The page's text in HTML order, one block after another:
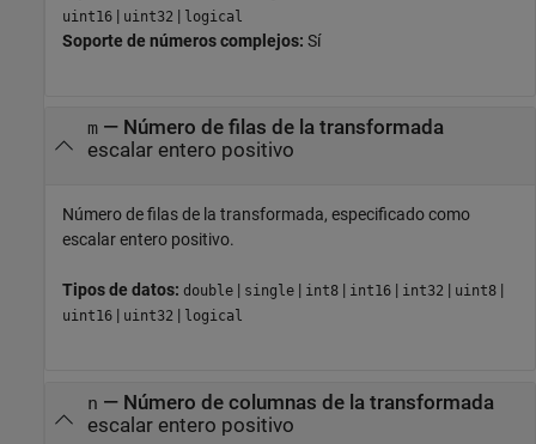
uint16 | uint32 | logical
Soporte de números complejos: Sí
m— Número de filas de la transformada
escalar entero positivo
Número de filas de la transformada, especificado como
escalar entero positivo.
Tipos de datos: double | single | int8 | int16 | int32 | uint8 |
uint16 | uint32 | logical
n — Número de columnas de la transformada
escalar entero positivo